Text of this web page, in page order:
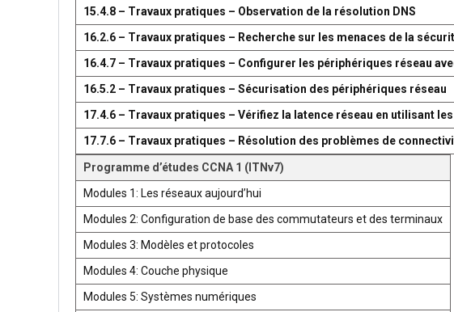
15.4.8 – Travaux pratiques – Observation de la résolution DNS
16.2.6 – Travaux pratiques – Recherche sur les menaces de la
16.4.7 – Travaux pratiques – Configurer les périphériques réseau
16.5.2 – Travaux pratiques – Sécurisation des périphériques réseau
17.4.6 – Travaux pratiques – Vérifiez la latence réseau en utilisant
17.7.6 – Travaux pratiques – Résolution des problèmes de
Programme d’études CCNA 1 (ITNv7)
Modules 1: Les réseaux aujourd’hui
Modules 2: Configuration de base des commutateurs et des terminaux
Modules 3: Modèles et protocoles
Modules 4: Couche physique
Modules 5: Systèmes numériques